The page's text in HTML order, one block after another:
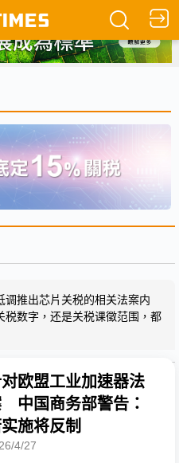
推出芯片关税的相关法案内
数字，还是关税课徵范围，都
欧盟工业加速器法
中国商务部警告：
施将反制
4/27